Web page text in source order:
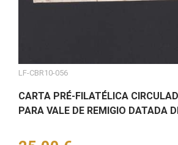
LF-CBR10-056
CARTA PRÉ-FILATÉLICA
PARA VALE DE REMIGIO DATADA